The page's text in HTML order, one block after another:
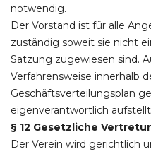
notwendig.
Der Vorstand ist für alle
zuständig soweit sie nicht
Satzung zugewiesen sind.
Verfahrensweise innerhalb
Geschäftsverteilungsplan
eigenverantwortlich
§ 12 Gesetzliche
Der Verein wird gerichtlich